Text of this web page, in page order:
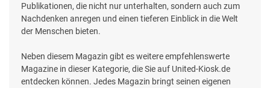
Publikationen, die nicht nur unterhalten, sondern auch zum
Nachdenken anregen und einen tieferen Einblick in die Welt
der Menschen bieten.
Neben diesem Magazin gibt es weitere empfehlenswerte
Magazine in dieser Kategorie, die Sie auf United-Kiosk.de
entdecken können. Jedes Magazin bringt seinen eigenen